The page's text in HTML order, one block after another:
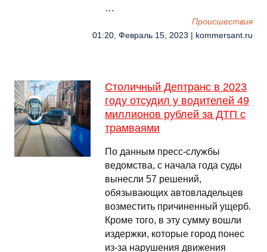
…
Происшествия
01:20, Февраль 15, 2023 | kommersant.ru
Столичный Дептранс в 2023
году отсудил у водителей 49
миллионов рублей за ДТП с
трамваями
По данным пресс-службы
ведомства, с начала года суды
вынесли 57 решений,
обязывающих автовладельцев
возместить причиненный ущерб.
Кроме того, в эту сумму вошли
издержки, которые город понес
из-за нарушения движения